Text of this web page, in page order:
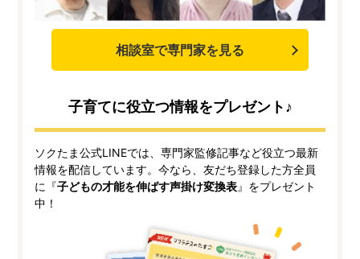
相談室で専門家を見る
子育てに役立つ情報をプレゼント♪
ソクたま公式LINEでは、専門家監修記事など役立つ最新
情報を配信しています。今なら、友だち登録した方全員
に『子どもの才能を伸ばす声掛け変換表』をプレゼント
中！